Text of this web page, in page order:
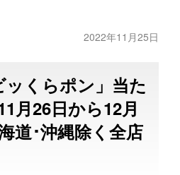
2022年11月25日
ッくらポン」当た
月26日から12月
道･沖縄除く全店